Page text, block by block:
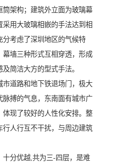
筒架构；建筑外立面为玻璃幕
用大玻璃相嵌的手法达到相
考虑了深圳地区的气候特
幕墙三种形式互相穿透，形成
简洁大方的型式手法。
市道路和地下铁退场门，极大
脉搏的气息，东南面有城市广
现了较好的人性化安排。整
人行互不干扰，与周边建筑
十分优越,共为三-四层，是难